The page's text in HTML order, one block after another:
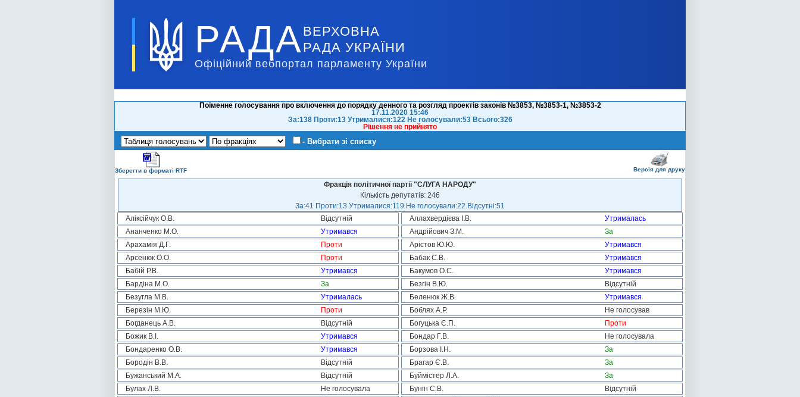
РАДА ВЕРХОВНА
РАДА УКРАЇНИ
Офіційний вебпортал парламенту України
Поіменне голосування про включення до порядку денного та розгляд проектів законів №3853, №3853-1, №3853-2
17.11.2020 15:46
За:138 Проти:13 Утрималися:122 Не голосували:53 Всього:326
Рішення не прийнято
- Вибрати зі списку
Зберегти в форматі RTF Версія для друку
Фракція політичної партії "СЛУГА НАРОДУ"
Кількість депутатів: 246
За:41 Проти:13 Утрималися:119 Не голосували:22 Відсутні:51
Аліксійчук О.В.
Відсутній Аллахвердієва І.В.
Утрималась
Ананченко М.О.
Утримався Андрійович З.М.
За
Арахамія Д.Г.
Проти Арістов Ю.Ю.
Утримався
Арсенюк О.О.
Проти Бабак С.В.
Утримався
Бабій Р.В.
Утримався Бакумов О.С.
Утримався
Бардіна М.О.
За Безгін В.Ю.
Відсутній
Безугла М.В.
Утрималась Беленюк Ж.В.
Утримався
Березін М.Ю.
Проти Боблях А.Р.
Не голосував
Богданець А.В.
Відсутній Богуцька Є.П.
Проти
Божик В.І.
Утримався Бондар Г.В.
Не голосувала
Бондаренко О.В.
Утримався Борзова І.Н.
За
Бородін В.В.
Відсутній Брагар Є.В.
За
Бужанський М.А.
Відсутній Буймістер Л.А.
За
Булах Л.В.
Не голосувала Бунін С.В.
Відсутній